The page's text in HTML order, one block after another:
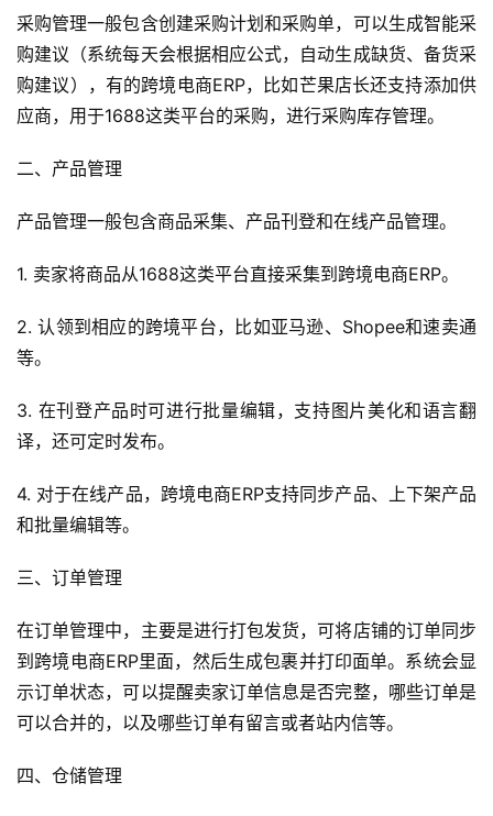
跨
境
百
科
社
营
境
导
采购管理一般包含创建采购计划和采购单，可以生成智能采
购建议（系统每天会根据相应公式，自动生成缺货、备货采
购建议），有的跨境电商ERP，比如芒果店长还支持添加供
应商，用于1688这类平台的采购，进行采购库存管理。
二、产品管理
产品管理一般包含商品采集、产品刊登和在线产品管理。
1. 卖家将商品从1688这类平台直接采集到跨境电商ERP。
2. 认领到相应的跨境平台，比如亚马逊、Shopee和速卖通
等。
3. 在刊登产品时可进行批量编辑，支持图片美化和语言翻
译，还可定时发布。
4. 对于在线产品，跨境电商ERP支持同步产品、上下架产品
和批量编辑等。
三、订单管理
在订单管理中，主要是进行打包发货，可将店铺的订单同步
到跨境电商ERP里面，然后生成包裹并打印面单。系统会显
示订单状态，可以提醒卖家订单信息是否完整，哪些订单是
可以合并的，以及哪些订单有留言或者站内信等。
四、仓储管理